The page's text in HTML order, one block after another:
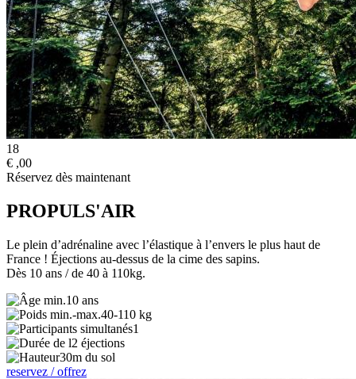
18
€ ,00
Réservez dès maintenant
PROPULS'AIR
Le plein d’adrénaline avec l’élastique à l’envers le plus haut de
France ! Éjections au-dessus de la cime des sapins.
Dès 10 ans / de 40 à 110kg.
10 ans
40-110 kg
1
2 éjections
30m du sol
reservez / offrez